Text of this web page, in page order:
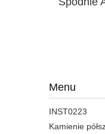
Menu
INST0223
Kamienie